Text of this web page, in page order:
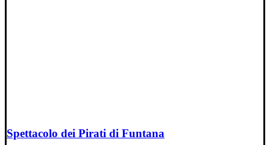
Spettacolo dei Pirati di Funtana